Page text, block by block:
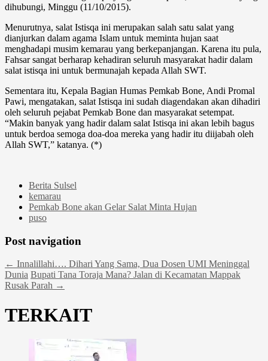
dihubungi, Minggu (11/10/2015).
Menurutnya, salat Istisqa ini merupakan salah satu salat yang
dianjurkan dalam agama Islam untuk meminta hujan saat
menghadapi musim kemarau yang berkepanjangan. Karena itu pula,
Fahsar sangat berharap kehadiran seluruh masyarakat hadir dalam
salat istisqa ini untuk bermunajah kepada Allah SWT.
Sementara itu, Kepala Bagian Humas Pemkab Bone, Andi Promal
Pawi, mengatakan, salat Istisqa ini sudah diagendakan akan dihadiri
oleh seluruh pejabat Pemkab Bone dan masyarakat setempat.
“Makin banyak yang hadir dalam salat Istisqa ini akan lebih bagus
untuk berdoa semoga doa-doa mereka yang hadir itu diijabah oleh
Allah SWT,” katanya. (*)
Berita Sulsel
kemarau
Pemkab Bone akan Gelar Salat Minta Hujan
puso
Post navigation
← Innalillahi…. Dihari Yang Sama, Dua Dosen UMI Meninggal
Dunia Bupati Tana Toraja Mana? Jalan di Kecamatan Mappak
Rusak Parah →
TERKAIT